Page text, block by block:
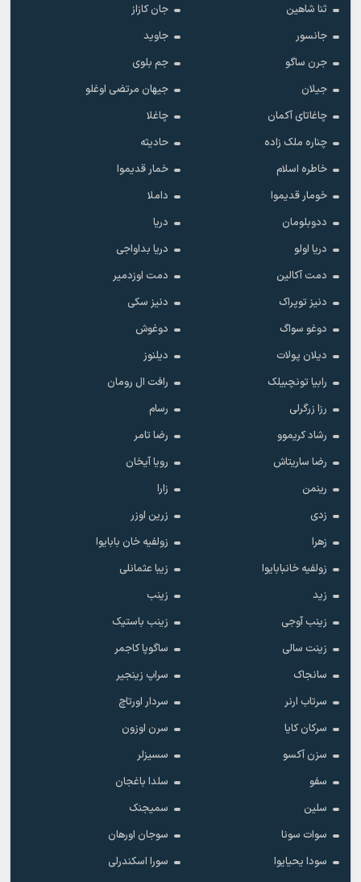
ثنا شاهین
جان کازاز
جانسور
جاوید
جرن ساگو
جم بلوی
جیلان
جیهان مرتضی اوغلو
چاغاتای آکمان
چاغلا
چناره ملک زاده
حادیثه
خاطره اسلام
خمار قدیموا
خومار قدیموا
داملا
ددوبلومان
دریا
دریا اولو
دریا بداواجی
دمت آکالین
دمت اوزدمیر
دنیز توپراک
دنیز سکی
دوغو سواگ
دوغوش
دیلان پولات
دیلنوز
رابیا تونچبیلک
رافت ال رومان
رزا زرگرلی
رسام
رشاد کریموو
رضا تامر
رضا ساریتاش
رویا آیخان
رینمن
زارا
زدی
زرین اوزر
زهرا
زولفیه خان بابایوا
زولفیه خانبابایوا
زیبا عثمانلی
زید
زینب
زینب آوجی
زینب باستیک
زینت سالی
ساگوپا کاجمر
سانجاک
سراپ زینجیر
سرتاب ارنر
سردار اورتاچ
سرکان کایا
سرن اوزون
سزن آکسو
سسیزلر
سفو
سلدا باغجان
سلین
سمیجنک
سوات سونا
سوجان اورهان
سودا یحیایوا
سورا اسکندرلی